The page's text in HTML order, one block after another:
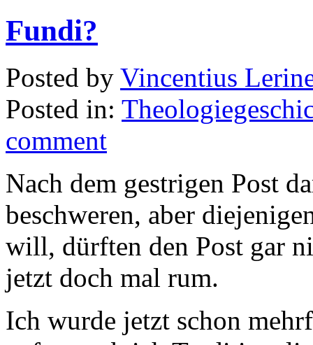
Fundi?
Posted by Vincentius
Posted in:
comment
Nach dem gestrigen Post
beschweren, aber
will, dürften den Post gar
jetzt doch mal rum.
Ich wurde jetzt schon